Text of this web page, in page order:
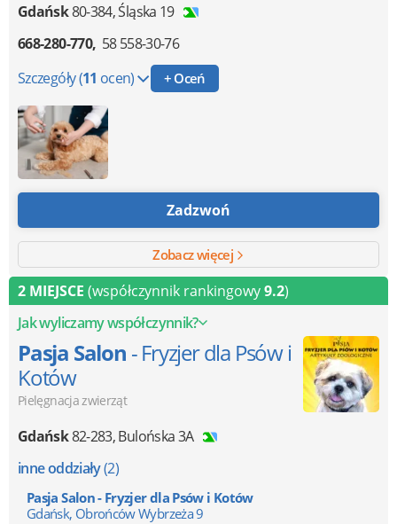
Gdańsk80-384,Śląska 19
668-280-770 58 558-30-76
Szczegóły(11 ocen) + Oceń
Zadzwoń
Zobacz więcej
2 MIEJSCE (współczynnik rankingowy9.2)
Jak wyliczamy współczynnik?
Pasja Salon - Fryzjer dla Psów i
Kotów
Pielęgnacja zwierząt
Gdańsk82-283,Bulońska 3A
inne oddziały(2)
Pasja Salon - Fryzjer dla Psów i Kotów
Gdańsk, Obrońców Wybrzeża 9